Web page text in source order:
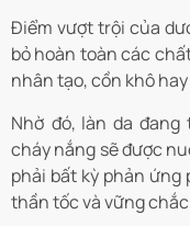
Điểm vượt trội của
bỏ hoàn toàn các
nhân tạo, cồn khô
Nhờ đó, làn da
cháy nắng sẽ được
phải bất kỳ phản ứng
thần tốc và vững